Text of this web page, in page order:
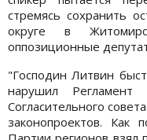
стремясь сохранить
округе в
оппозиционные
"Господин Литвин
нарушил
Согласительного
законопроектов. Как